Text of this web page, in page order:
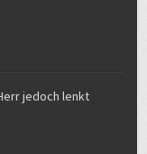
jedoch lenkt